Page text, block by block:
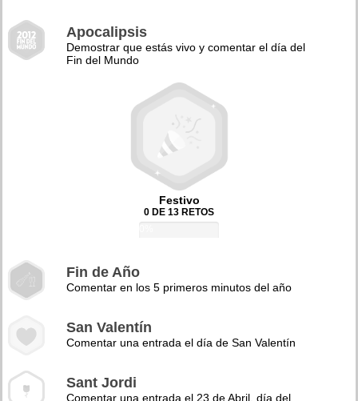
Apocalipsis
Demostrar que estás vivo y comentar el día del
Fin del Mundo
Festivo
0 DE 13 RETOS
Fin de Año
Comentar en los 5 primeros minutos del año
San Valentín
Comentar una entrada el día de San Valentín
Sant Jordi
Comentar una entrada el 23 de Abril, día del